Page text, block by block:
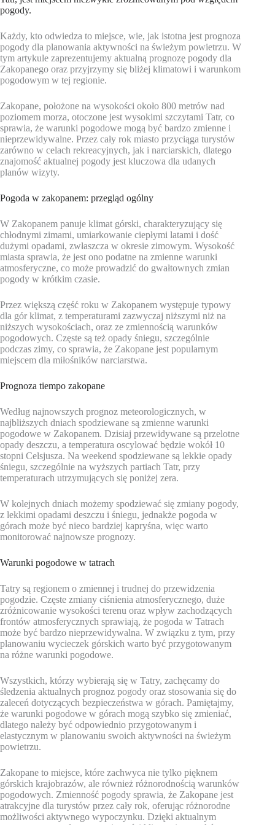
pogody.
Każdy, kto odwiedza to miejsce, wie, jak istotna jest prognoza
pogody dla planowania aktywności na świeżym powietrzu. W
tym artykule zaprezentujemy aktualną prognozę pogody dla
Zakopanego oraz przyjrzymy się bliżej klimatowi i warunkom
pogodowym w tej regionie.
Zakopane, położone na wysokości około 800 metrów nad
poziomem morza, otoczone jest wysokimi szczytami Tatr, co
sprawia, że warunki pogodowe mogą być bardzo zmienne i
nieprzewidywalne. Przez cały rok miasto przyciąga turystów
zarówno w celach rekreacyjnych, jak i narciarskich, dlatego
znajomość aktualnej pogody jest kluczowa dla udanych
planów wizyty.
Pogoda w zakopanem: przegląd ogólny
W Zakopanem panuje klimat górski, charakteryzujący się
chłodnymi zimami, umiarkowanie ciepłymi latami i dość
dużymi opadami, zwłaszcza w okresie zimowym. Wysokość
miasta sprawia, że jest ono podatne na zmienne warunki
atmosferyczne, co może prowadzić do gwałtownych zmian
pogody w krótkim czasie.
Przez większą część roku w Zakopanem występuje typowy
dla gór klimat, z temperaturami zazwyczaj niższymi niż na
niższych wysokościach, oraz ze zmiennością warunków
pogodowych. Częste są też opady śniegu, szczególnie
podczas zimy, co sprawia, że Zakopane jest popularnym
miejscem dla miłośników narciarstwa.
Prognoza tiempo zakopane
Według najnowszych prognoz meteorologicznych, w
najbliższych dniach spodziewane są zmienne warunki
pogodowe w Zakopanem. Dzisiaj przewidywane są przelotne
opady deszczu, a temperatura oscylować będzie wokół 10
stopni Celsjusza. Na weekend spodziewane są lekkie opady
śniegu, szczególnie na wyższych partiach Tatr, przy
temperaturach utrzymujących się poniżej zera.
W kolejnych dniach możemy spodziewać się zmiany pogody,
z lekkimi opadami deszczu i śniegu, jednakże pogoda w
górach może być nieco bardziej kapryśna, więc warto
monitorować najnowsze prognozy.
Warunki pogodowe w tatrach
Tatry są regionem o zmiennej i trudnej do przewidzenia
pogodzie. Częste zmiany ciśnienia atmosferycznego, duże
zróżnicowanie wysokości terenu oraz wpływ zachodzących
frontów atmosferycznych sprawiają, że pogoda w Tatrach
może być bardzo nieprzewidywalna. W związku z tym, przy
planowaniu wycieczek górskich warto być przygotowanym
na różne warunki pogodowe.
Wszystkich, którzy wybierają się w Tatry, zachęcamy do
śledzenia aktualnych prognoz pogody oraz stosowania się do
zaleceń dotyczących bezpieczeństwa w górach. Pamiętajmy,
że warunki pogodowe w górach mogą szybko się zmieniać,
dlatego należy być odpowiednio przygotowanym i
elastycznym w planowaniu swoich aktywności na świeżym
powietrzu.
Zakopane to miejsce, które zachwyca nie tylko pięknem
górskich krajobrazów, ale również różnorodnością warunków
pogodowych. Zmienność pogody sprawia, że Zakopane jest
atrakcyjne dla turystów przez cały rok, oferując różnorodne
możliwości aktywnego wypoczynku. Dzięki aktualnym